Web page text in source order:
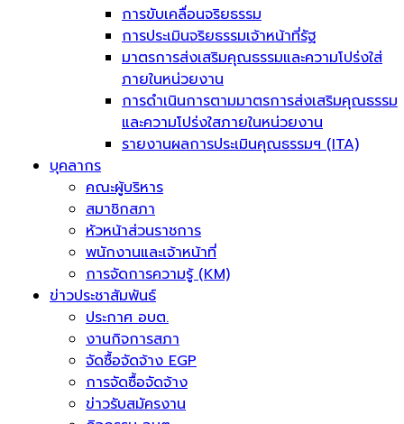
การขับเคลื่อนจริยธรรม
การประเมินจริยธรรมเจ้าหน้าที่รัฐ
มาตรการส่งเสริมคุณธรรมและความโปร่งใส่
ภายในหน่วยงาน
การดำเนินการตามมาตรการส่งเสริมคุณธรรม
และความโปร่งใสภายในหน่วยงาน
รายงานผลการประเมินคุณธรรมฯ (ITA)
บุคลากร
คณะผู้บริหาร
สมาชิกสภา
หัวหน้าส่วนราชการ
พนักงานและเจ้าหน้าที่
การจัดการความรู้ (KM)
ข่าวประชาสัมพันธ์
ประกาศ อบต.
งานกิจการสภา
จัดซื้อจัดจ้าง EGP
การจัดซื้อจัดจ้าง
ข่าวรับสมัครงาน